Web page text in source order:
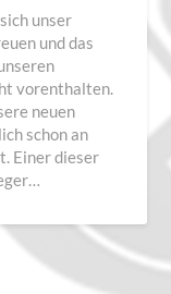
unser
und das
vorenthalten.
neuen
schon an
Einer dieser